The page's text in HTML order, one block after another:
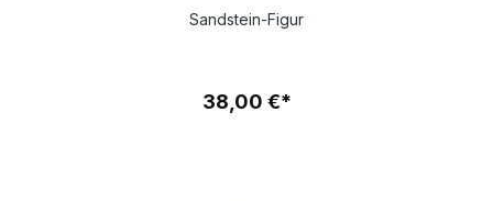
Sandstein-Figur
38,00 €*